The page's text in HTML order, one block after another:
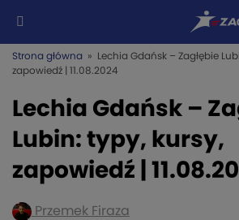
Strona główna » Lechia Gdańsk – Zagłębie
zapowiedź | 11.08.2024
Lechia Gdańsk –
Lubin: typy, kursy,
zapowiedź |
Przemek Firaza